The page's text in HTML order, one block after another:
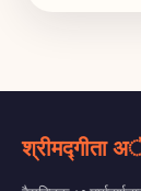
श्रीमद्गीता